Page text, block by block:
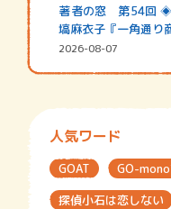
著者の窓 第54回
塙麻衣子『一角通り
街の…
2026-08-07
人気ワード
GOAT GO-
探偵小石は恋しない